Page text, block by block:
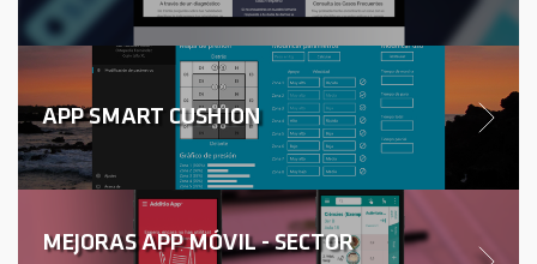
APP SMART CUSHION
MEJORAS APP MÓVIL - SECTOR